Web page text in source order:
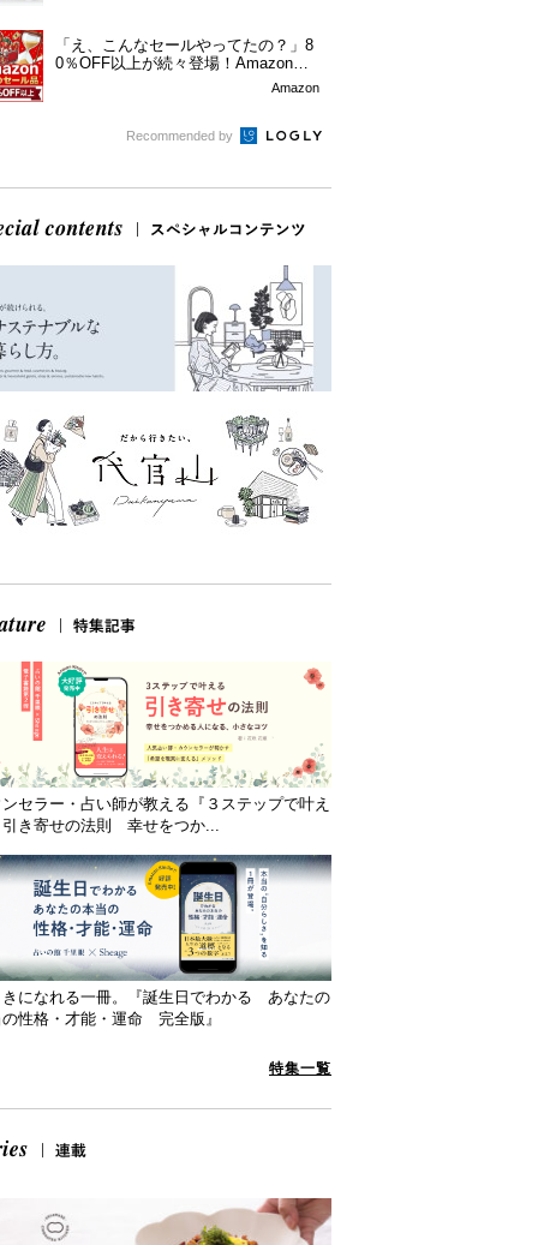
「え、こんなセールやってたの？」8
0％OFF以上が続々登場！Amazonの
Amazon
Recommended by
セラー・占い師が教える『３ステップで叶え
き寄せの法則 幸せをつか...
きになれる一冊。『誕生日でわかる あなたの
性格・才能・運命 完全版』
特集一覧